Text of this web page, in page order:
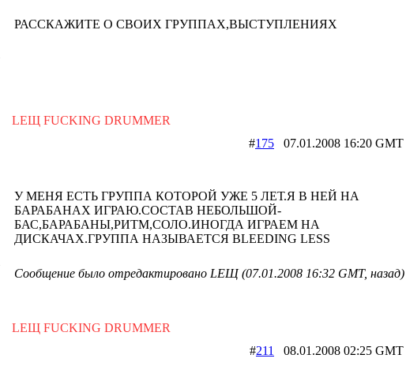
РАССКАЖИТЕ О СВОИХ ГРУППАХ,ВЫСТУПЛЕНИЯХ
LEЩ FUCKING DRUMMER
#175 07.01.2008 16:20
У МЕНЯ ЕСТЬ ГРУППА КОТОРОЙ УЖЕ 5 ЛЕТ.Я В НЕЙ НА
БАРАБАНАХ ИГРАЮ.СОСТАВ НЕБОЛЬШОЙ-
БАС,БАРАБАНЫ,РИТМ,СОЛО.ИНОГДА ИГРАЕМ НА
ДИСКАЧАХ.ГРУППА НАЗЫВАЕТСЯ BLEEDING LESS
Сообщение было отредактировано LEЩ (07.01.2008 16:32 GMT, назад)
LEЩ FUCKING DRUMMER
#211 08.01.2008 02:25